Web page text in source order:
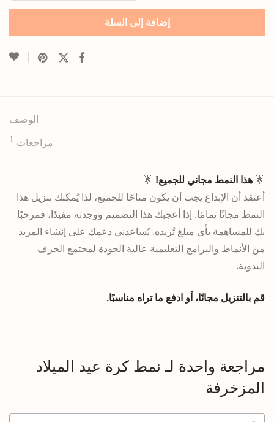
إضافة إلى السلة
الوصف
مراجعات 1
🌟 هذا النمط مجاني للجميع! 🌟
أعتقد أن الإبداع يجب أن يكون متاحًا للجميع، لذا يُمكنك تنزيل هذا
النمط مجانًا تمامًا. إذا أعجبك هذا التصميم ووجدته مفيدًا، فمرحبًا
بك للمساهمة بأي مبلغ تُريده. يُساعدني دعمك على إنشاء المزيد
من الأنماط والبرامج التعليمية عالية الجودة لمجتمع الحرف
اليدوية.
قم بالتنزيل مجانًا، أو ادفع ما تراه مناسبًا.
مراجعة واحدة لـ نمط كرة عيد الميلاد
المزخرفة